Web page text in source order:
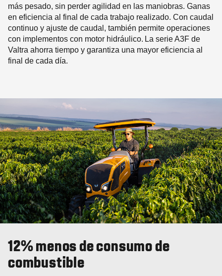
más pesado, sin perder agilidad en las maniobras. Ganas
en eficiencia al final de cada trabajo realizado. Con caudal
continuo y ajuste de caudal, también permite operaciones
con implementos con motor hidráulico. La serie A3F de
Valtra ahorra tiempo y garantiza una mayor eficiencia al
final de cada día.
12% menos de consumo de
combustible